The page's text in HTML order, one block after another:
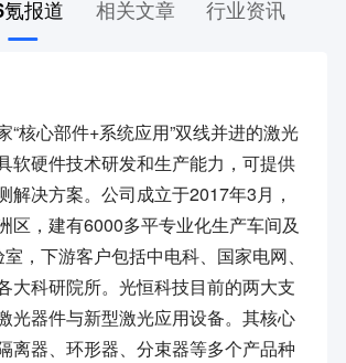
报道 相关文章 行业资讯
“核心部件+系统应用”双线并进的激光
软硬件技术研发和生产能力，可提供
解决方案。公司成立于2017年3月，
区，建有6000多平专业化生产车间及
，下游客户包括中电科、国家电网、
大科研院所。光恒科技目前的两大支
光器件与新型激光应用设备。其核心
离器、环形器、分束器等多个产品种